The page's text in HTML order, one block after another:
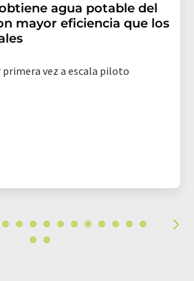
agua potable del
mayor eficiencia que los
primera vez a escala piloto